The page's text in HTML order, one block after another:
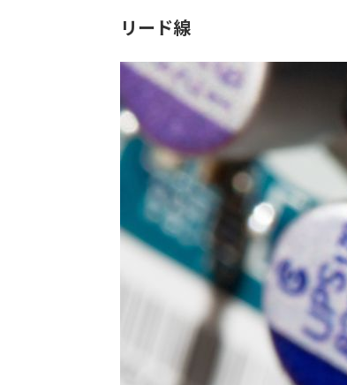
リード線